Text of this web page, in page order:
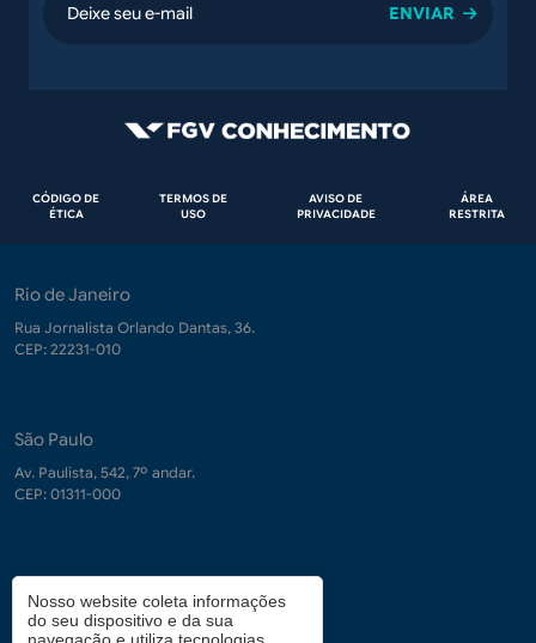
email
Rodapé
CÓDIGO DE
ÉTICA
TERMOS DE
USO
AVISO DE
PRIVACIDADE
ÁREA
RESTRITA
Rio de Janeiro
Rua Jornalista Orlando Dantas, 36.
CEP: 22231-010
São Paulo
Av. Paulista, 542, 7º andar.
CEP: 01311-000
Contrate-nos
demanda.conhecimento@fgv.br
Nosso website coleta informações
do seu dispositivo e da sua